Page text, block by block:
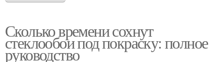
Сколько времени сохнут
стеклообои под покраску: полное
руководство